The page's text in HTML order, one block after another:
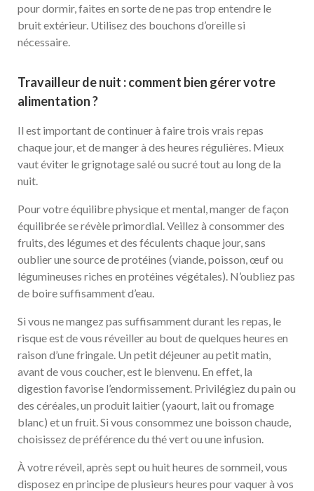
pour dormir, faites en sorte de ne pas trop entendre le
bruit extérieur. Utilisez des bouchons d’oreille si
nécessaire.
Travailleur de nuit : comment bien gérer votre
alimentation ?
Il est important de continuer à faire trois vrais repas
chaque jour, et de manger à des heures régulières. Mieux
vaut éviter le grignotage salé ou sucré tout au long de la
nuit.
Pour votre équilibre physique et mental, manger de façon
équilibrée se révèle primordial. Veillez à consommer des
fruits, des légumes et des féculents chaque jour, sans
oublier une source de protéines (viande, poisson, œuf ou
légumineuses riches en protéines végétales). N’oubliez pas
de boire suffisamment d’eau.
Si vous ne mangez pas suffisamment durant les repas, le
risque est de vous réveiller au bout de quelques heures en
raison d’une fringale. Un petit déjeuner au petit matin,
avant de vous coucher, est le bienvenu. En effet, la
digestion favorise l’endormissement. Privilégiez du pain ou
des céréales, un produit laitier (yaourt, lait ou fromage
blanc) et un fruit. Si vous consommez une boisson chaude,
choisissez de préférence du thé vert ou une infusion.
À votre réveil, après sept ou huit heures de sommeil, vous
disposez en principe de plusieurs heures pour vaquer à vos